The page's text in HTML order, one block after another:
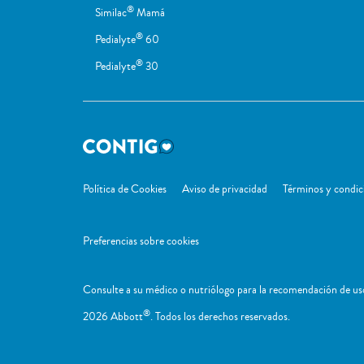
Similac® Mamá
Pedialyte® 60
Pedialyte® 30
Política de Cookies Aviso de privacidad Términos y
Preferencias sobre cookies
Consulte a su médico o nutriólogo para la recomendación de
2026 Abbott®. Todos los derechos reservados.